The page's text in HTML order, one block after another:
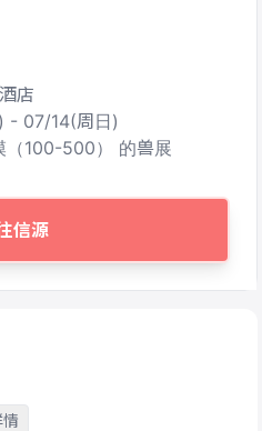
店
- 07/14(周日)
（100-500） 的兽展
信源